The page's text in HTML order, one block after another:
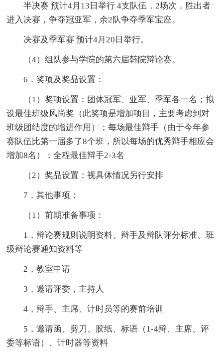
半决赛 预计4月13日举行 4支队伍，2场次，胜出者
进入决赛，争夺冠亚军，余2队争夺季军宝座。
决赛及季军赛 预计4月20日举行。
（4）组队参与学院的第六届韩院辩论赛。
6．奖项及奖品设置：
（1）奖项设置：团体冠军、亚军、季军各一名；拟
设最佳班级风尚奖（此奖项是增加项目，主要考虑到对
班级团结度的增进作用）；每场最佳辩手（由于今年参
赛队伍比第一届多了8个班，所以每场的优秀辩手相应会
增加8名）；全程最佳辩手2-3名
（2）奖品设置：视具体情况另行安排
7．其他事项：
（1）前期准备事项：
1，辩论赛规则说明资料、辩手及辩队评分标准、班
级辩论赛通知资料等
2，教室申请
3，邀请评委，主持人
4，辩手、主席、计时员等的赛前培训
5，邀请函、剪刀、胶纸、标语（1-4辩、主席、评
委等标语）、计时器等资料